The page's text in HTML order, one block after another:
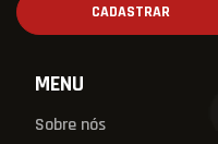
MENU
Sobre nós